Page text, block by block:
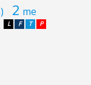
2 me
P
T
F
L